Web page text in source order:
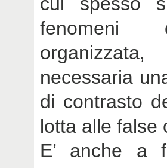
fenomeni
necessaria
di contrasto
lotta alle false
E’ anche a